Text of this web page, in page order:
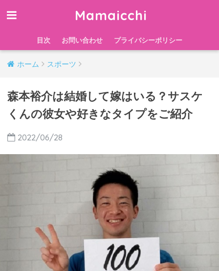
Mamaicchi
目次 お問い合わせ プライバシーポリシー
ホーム スポーツ
森本裕介は結婚して嫁はいる？サスケ
くんの彼女や好きなタイプをご紹介
2022/06/28